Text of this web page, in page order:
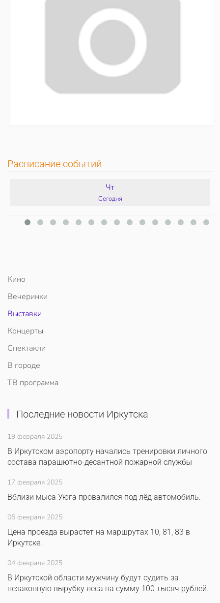
Расписание событий
Чт
Сегодня
Кино
Вечеринки
Выставки
Концерты
Спектакли
В городе
ТВ программа
Последние новости Иркутска
19 февраля 2025
В Иркутском аэропорту начались тренировки личного
состава парашютно-десантной пожарной службы
17 февраля 2025
Вблизи мыса Уюга провалился под лёд автомобиль.
05 февраля 2025
Цена проезда вырастет на маршрутах 10, 81, 83 в
Иркутске.
04 февраля 2025
В Иркутской области мужчину будут судить за
незаконную вырубку леса на сумму 100 тысяч рублей.